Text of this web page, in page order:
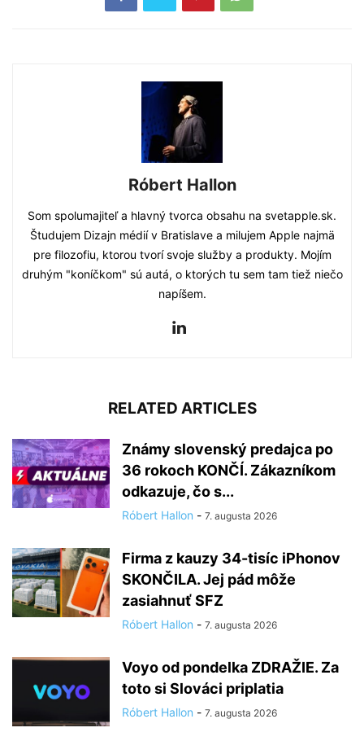
Róbert Hallon
Som spolumajiteľ a hlavný tvorca obsahu na svetapple.sk.
Študujem Dizajn médií v Bratislave a milujem Apple najmä
pre filozofiu, ktorou tvorí svoje služby a produkty. Mojím
druhým "koníčkom" sú autá, o ktorých tu sem tam tiež niečo
napíšem.
RELATED ARTICLES
Známy slovenský predajca po
36 rokoch KONČÍ. Zákazníkom
odkazuje, čo s...
Róbert Hallon - 7. augusta 2026
Firma z kauzy 34-tisíc iPhonov
SKONČILA. Jej pád môže
zasiahnuť SFZ
Róbert Hallon - 7. augusta 2026
Voyo od pondelka ZDRAŽIE. Za
toto si Slováci priplatia
Róbert Hallon - 7. augusta 2026